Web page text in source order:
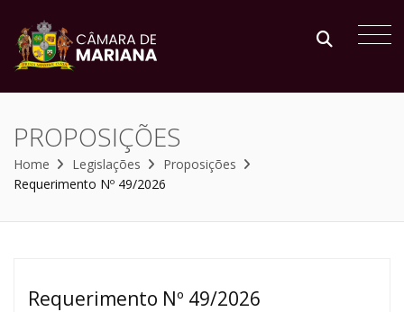
PROPOSIÇÕES
Home Legislações
Proposições
Requerimento Nº 49/2026
Requerimento Nº 49/2026